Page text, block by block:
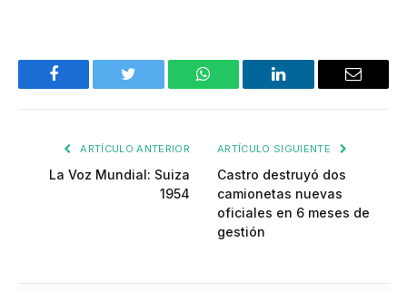
Facebook Twitter WhatsApp LinkedIn Email
ARTÍCULO ANTERIOR
La Voz Mundial: Suiza
1954
ARTÍCULO SIGUIENTE
Castro destruyó dos
camionetas nuevas
oficiales en 6 meses de
gestión